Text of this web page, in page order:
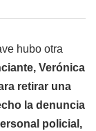
hubo otra
Verónica
retirar una
la denuncia
policial,